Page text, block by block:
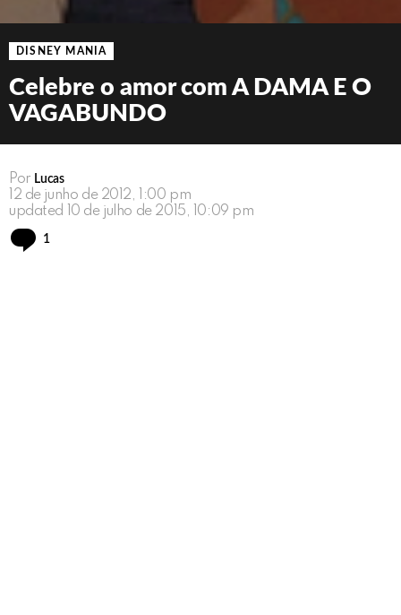
DISNEY MANIA
Celebre o amor com A DAMA E O
VAGABUNDO
Por Lucas
12 de junho de 2012, 1:00 pm
updated
10 de julho de 2015, 10:09 pm
1